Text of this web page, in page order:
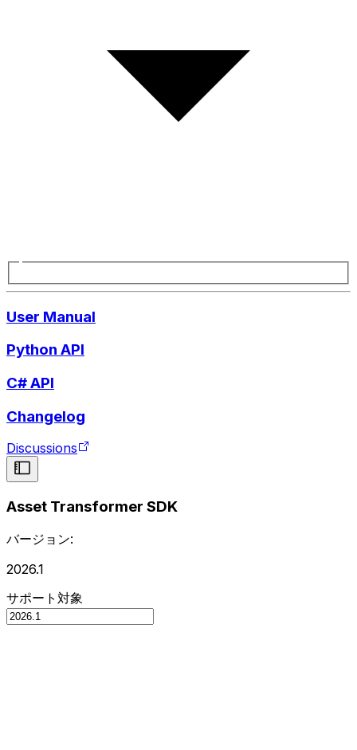
User Manual
Python API
C# API
Changelog
Discussions
Asset Transformer SDK
バージョン:
2026.1
サポート対象